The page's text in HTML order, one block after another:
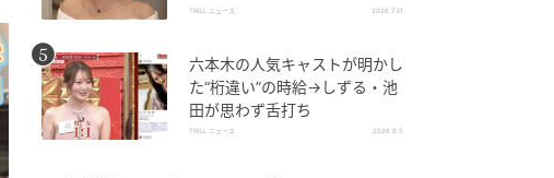
し「モテてるわ」の声
TRILL ニュース 2026.7.31
六本木の人気キャストが明かし
た“桁違い”の時給→しずる・池
田が思わず舌打ち
TRILL ニュース 2026.8.5